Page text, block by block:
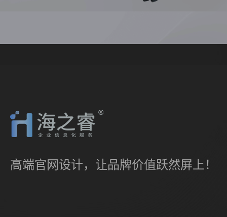
高端官网设计，让品牌价值跃然屏上！